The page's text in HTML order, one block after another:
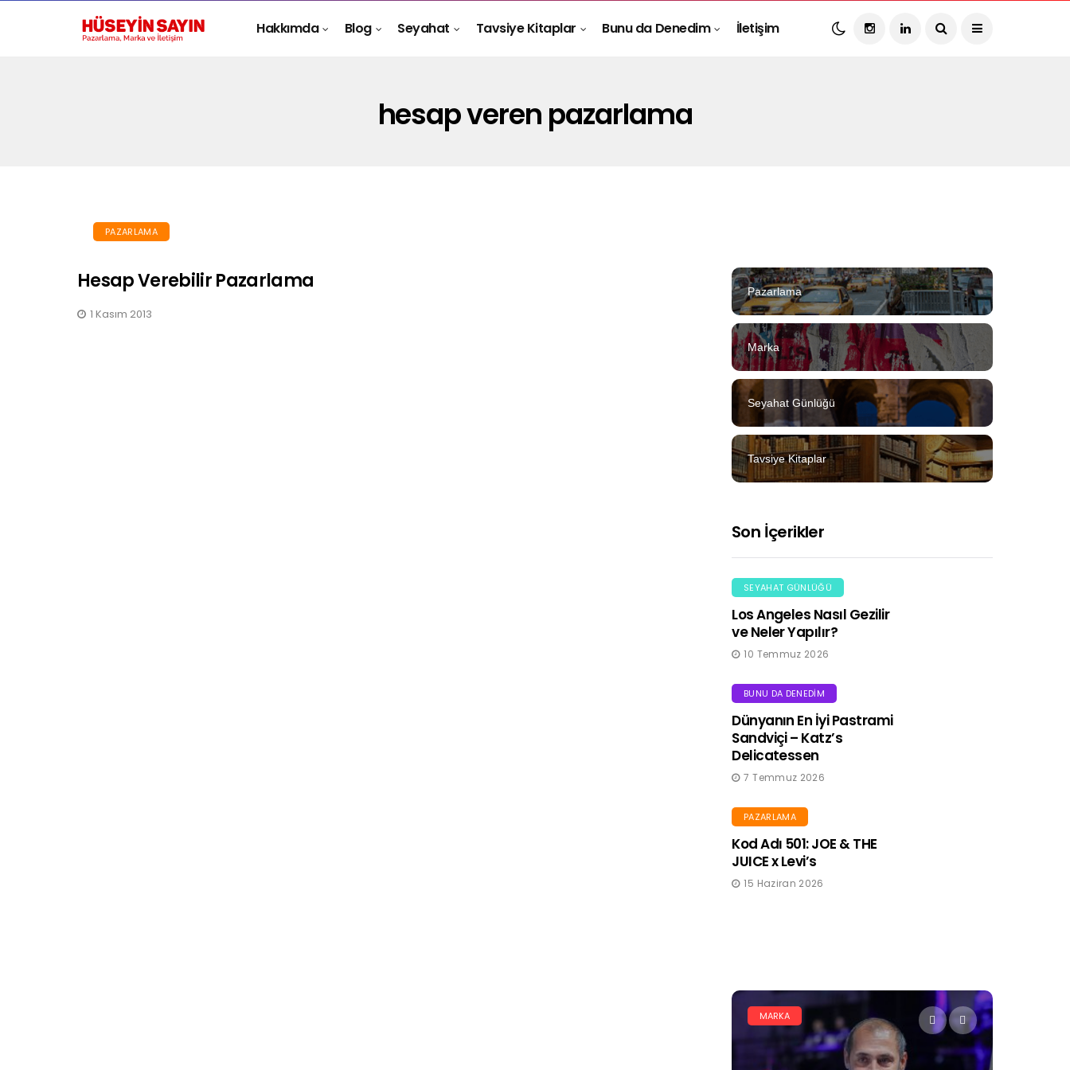
Hakkımda Blog Seyahat Tavsiye Kitaplar Bunu da Denedim İletişim
hesap veren pazarlama
PAZARLAMA
Hesap Verebilir Pazarlama
1 Kasım 2013
Pazarlama
Marka
Seyahat Günlüğü
Tavsiye Kitaplar
Son İçerikler
SEYAHAT GÜNLÜĞÜ
Los Angeles Nasıl Gezilir
ve Neler Yapılır?
10 Temmuz 2026
BUNU DA DENEDIM
Dünyanın En İyi Pastrami
Sandviçi – Katz’s
Delicatessen
7 Temmuz 2026
PAZARLAMA
Kod Adı 501: JOE & THE
JUICE x Levi’s
15 Haziran 2026
MARKA